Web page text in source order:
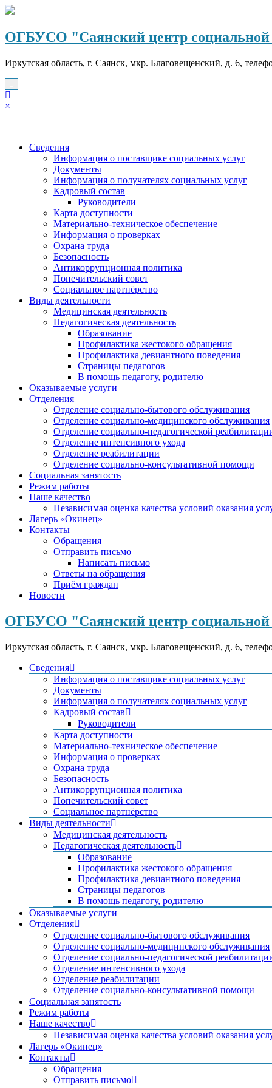
Перейти
содержимому
ОГБУСО "Саянский центр социальной
Иркутская область, г. Саянск, мкр. Благовещенский, д. 6,
×
Сведения
Информация о поставщике социальных услуг
Документы
Информация о получателях социальных услуг
Кадровый состав
Руководители
Карта доступности
Материально-техническое обеспечение
Информация о проверках
Охрана труда
Безопасность
Антикоррупционная политика
Попечительский совет
Социальное партнёрство
Виды деятельности
Медицинская деятельность
Педагогическая деятельность
Образование
Профилактика жестокого обращения
Профилактика девиантного поведения
Страницы педагогов
В помощь педагогу, родителю
Оказываемые услуги
Отделения
Отделение социально-бытового обслуживания
Отделение социально-медицинского обслуживания
Отделение социально-педагогической
Отделение интенсивного ухода
Отделение реабилитации
Отделение социально-консультативной помощи
Социальная занятость
Режим работы
Наше качество
Независимая оценка качества условий оказания
Лагерь «Окинец»
Контакты
Обращения
Отправить письмо
Написать письмо
Ответы на обращения
Приём граждан
Новости
ОГБУСО "Саянский центр социальной
Иркутская область, г. Саянск, мкр. Благовещенский, д. 6,
Сведения
Информация о поставщике социальных услуг
Документы
Информация о получателях социальных услуг
Кадровый состав
Руководители
Карта доступности
Материально-техническое обеспечение
Информация о проверках
Охрана труда
Безопасность
Антикоррупционная политика
Попечительский совет
Социальное партнёрство
Виды деятельности
Медицинская деятельность
Педагогическая деятельность
Образование
Профилактика жестокого обращения
Профилактика девиантного поведения
Страницы педагогов
В помощь педагогу, родителю
Оказываемые услуги
Отделения
Отделение социально-бытового обслуживания
Отделение социально-медицинского обслуживания
Отделение социально-педагогической
Отделение интенсивного ухода
Отделение реабилитации
Отделение социально-консультативной помощи
Социальная занятость
Режим работы
Наше качество
Независимая оценка качества условий оказания
Лагерь «Окинец»
Контакты
Обращения
Отправить письмо